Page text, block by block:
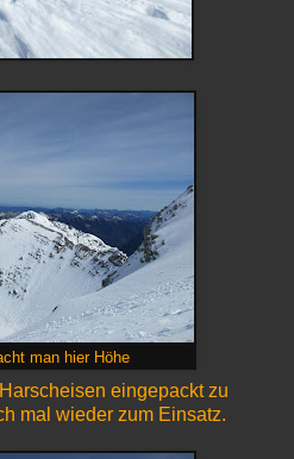
man hier Höhe
eingepackt zu
mal wieder zum Einsatz.